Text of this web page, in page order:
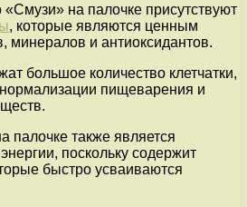
на палочке присутствуют
, которые являются ценным
минералов и антиоксидантов.
большое количество клетчатки,
нормализации пищеварения и
палочке также является
поскольку содержит
быстро усваиваются